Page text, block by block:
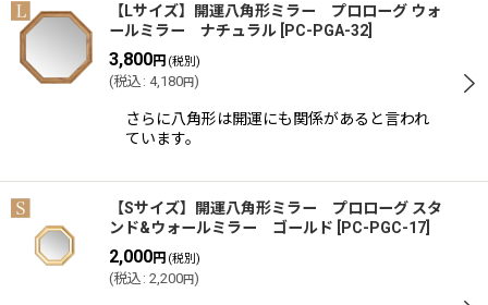
【Lサイズ】開運八角形ミラー プロローグ ウォ
ールミラー ナチュラル
PC-PGA-32
3,800円 (税別)
(税込 : 4,180円)
さらに八角形は開運にも関係があると言われ
ています。
【Sサイズ】開運八角形ミラー プロローグ スタ
ンド&ウォールミラー ゴールド
PC-PGC-17
2,000円 (税別)
(税込 : 2,200円)